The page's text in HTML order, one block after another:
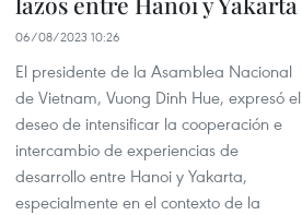
06/08/2023 10:26
El presidente de la Asamblea Nacional
de Vietnam, Vuong Dinh Hue, expresó el
deseo de intensificar la cooperación e
intercambio de experiencias de
desarrollo entre Hanoi y Yakarta,
especialmente en el contexto de la